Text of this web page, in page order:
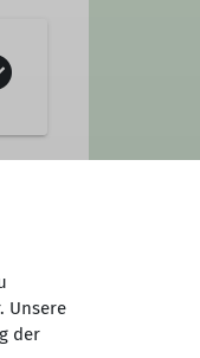
Unsere
der